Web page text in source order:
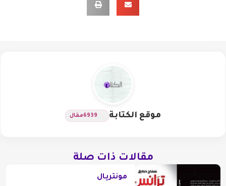
موقع الكتابة 6939مقال
مقالات ذات صلة
مونتريـال